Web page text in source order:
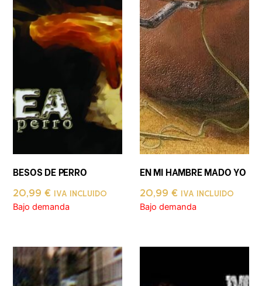
BESOS DE PERRO
20,99€ IVA INCLUIDO
Bajo demanda
EN MI HAMBRE MADO YO
20,99 € IVA INCLUIDO
Bajo demanda